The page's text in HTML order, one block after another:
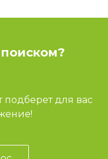
подберет для вас